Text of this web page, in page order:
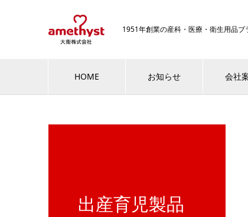
1951年創業の産科・医療・衛生用品ブ
HOME お知らせ 会社
出産育児製品